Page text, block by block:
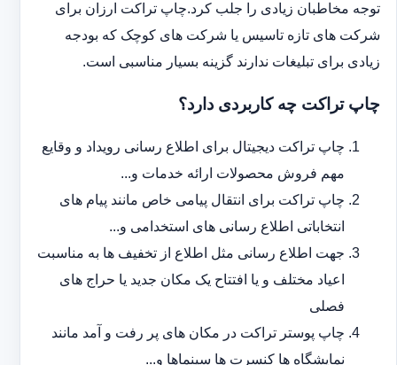
توجه مخاطبان زیادی را جلب کرد.چاپ تراکت ارزان برای
شرکت های تازه تاسیس یا شرکت های کوچک که بودجه
زیادی برای تبلیغات ندارند گزینه بسیار مناسبی است.
چاپ تراکت چه کاربردی دارد؟
چاپ تراکت دیجیتال برای اطلاع رسانی رویداد و وقایع
مهم فروش محصولات ارائه خدمات و...
چاپ تراکت برای انتقال پیامی خاص مانند پیام های
انتخاباتی اطلاع رسانی های استخدامی و...
جهت اطلاع رسانی مثل اطلاع از تخفیف ها به مناسبت
اعیاد مختلف و یا افتتاح یک مکان جدید یا حراج های
فصلی
چاپ پوستر تراکت در مکان های پر رفت و آمد مانند
نمایشگاه ها کنسرت ها سینماها و...